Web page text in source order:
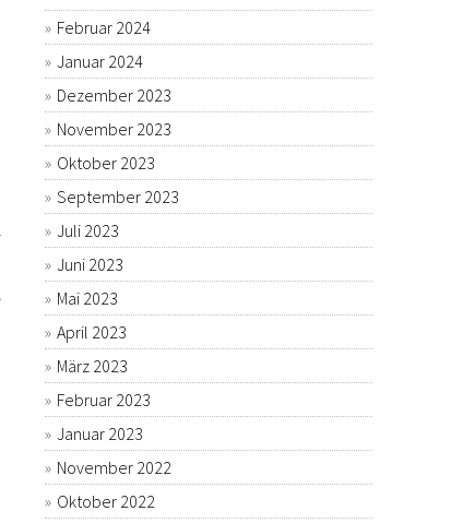
Februar 2024
Januar 2024
Dezember 2023
November 2023
Oktober 2023
September 2023
Juli 2023
Juni 2023
Mai 2023
April 2023
März 2023
Februar 2023
Januar 2023
November 2022
Oktober 2022